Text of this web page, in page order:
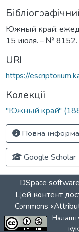
Южный край:
15 июля. – № 8152.
URI
https://
Колекції
"Южный край"
Повна
Google Scholar
DSpace software
Цей контент
Commons